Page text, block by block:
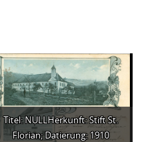
Titel: NULLHerkunft: Stift St.
Florian; Datierung: 1910